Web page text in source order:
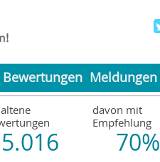
Bewertungen Meldungen
5.016
davon mit
Empfehlung
70%